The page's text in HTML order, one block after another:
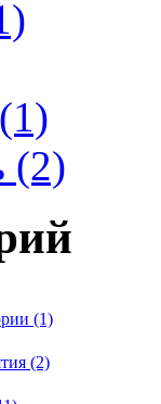
(1)
(2)
(1)
(2)